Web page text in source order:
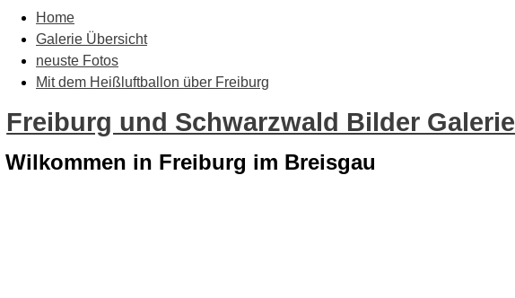
Home
Galerie Übersicht
neuste Fotos
Mit dem Heißluftballon über Freiburg
Freiburg und Schwarzwald Bilder Galerie
Wilkommen in Freiburg im Breisgau